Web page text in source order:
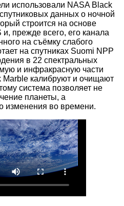
использовали NASA Black
данных о ночной
строится на основе
прежде всего, его канала
на съёмку слабого
на спутниках Suomi NPP
в 22 спектральных
и инфракрасную части
Marble калибруют и очищают
система позволяет не
планеты, а
изменения во времени.